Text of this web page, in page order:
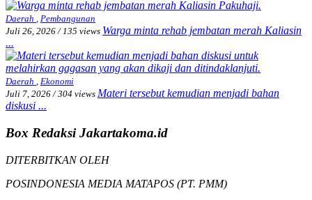
Daerah , Pembangunan
Juli 26, 2026 / 135 views Warga minta rehab jembatan merah Kaliasin
...
Daerah , Ekonomi
Juli 7, 2026 / 304 views Materi tersebut kemudian menjadi bahan
diskusi ...
Box Redaksi Jakartakoma.id
DITERBITKAN OLEH
POSINDONESIA MEDIA MATAPOS (PT. PMM)